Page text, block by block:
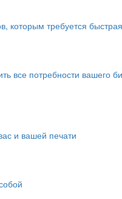
требуется
все потребности вашего
и вашей печати